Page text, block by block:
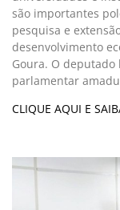
são importantes
pesquisa e
desenvolvimento
Goura. O
parlamentar
CLIQUE AQUI E